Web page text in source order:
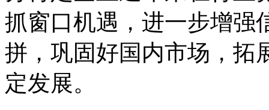
抓窗口机遇，进一步增强
拼，巩固好国内市场，拓
定发展。